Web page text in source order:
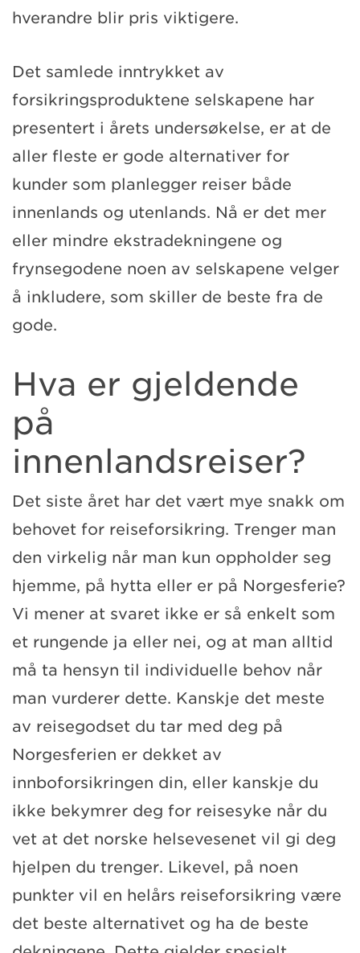
hverandre blir pris viktigere.
Det samlede inntrykket av
forsikringsproduktene selskapene har
presentert i årets undersøkelse, er at de
aller fleste er gode alternativer for
kunder som planlegger reiser både
innenlands og utenlands. Nå er det mer
eller mindre ekstradekningene og
frynsegodene noen av selskapene velger
å inkludere, som skiller de beste fra de
gode.
Hva er gjeldende
på
innenlandsreiser?
Det siste året har det vært mye snakk om
behovet for reiseforsikring. Trenger man
den virkelig når man kun oppholder seg
hjemme, på hytta eller er på Norgesferie?
Vi mener at svaret ikke er så enkelt som
et rungende ja eller nei, og at man alltid
må ta hensyn til individuelle behov når
man vurderer dette. Kanskje det meste
av reisegodset du tar med deg på
Norgesferien er dekket av
innboforsikringen din, eller kanskje du
ikke bekymrer deg for reisesyke når du
vet at det norske helsevesenet vil gi deg
hjelpen du trenger. Likevel, på noen
punkter vil en helårs reiseforsikring være
det beste alternativet og ha de beste